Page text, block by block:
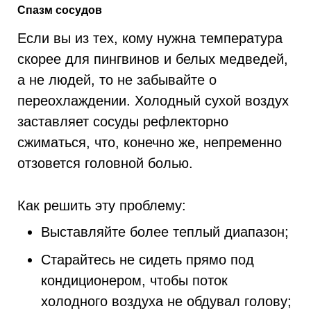
Спазм сосудов
Если вы из тех, кому нужна температура
скорее для пингвинов и белых медведей,
а не людей, то не забывайте о
переохлаждении. Холодный сухой воздух
заставляет сосуды рефлекторно
сжиматься, что, конечно же, непременно
отзовется головной болью.
Как решить эту проблему:
Выставляйте более теплый диапазон;
Старайтесь не сидеть прямо под
кондиционером, чтобы поток
холодного воздуха не обдувал голову;